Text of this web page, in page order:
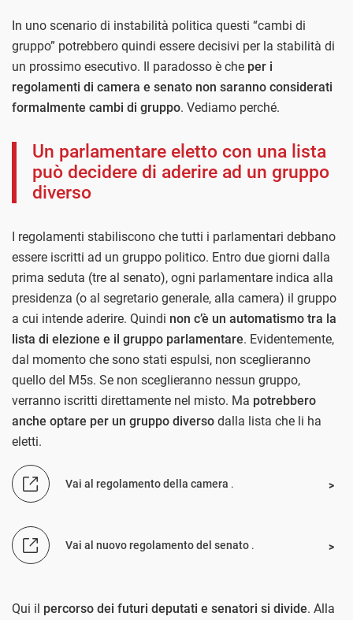
In uno scenario di instabilità politica questi “cambi di
gruppo” potrebbero quindi essere decisivi per la stabilità di
un prossimo esecutivo. Il paradosso è che per i
regolamenti di camera e senato non saranno considerati
formalmente cambi di gruppo. Vediamo perché.
Un parlamentare eletto con una lista
può decidere di aderire ad un gruppo
diverso
I regolamenti stabiliscono che tutti i parlamentari debbano
essere iscritti ad un gruppo politico. Entro due giorni dalla
prima seduta (tre al senato), ogni parlamentare indica alla
presidenza (o al segretario generale, alla camera) il gruppo
a cui intende aderire. Quindi non c’è un automatismo tra la
lista di elezione e il gruppo parlamentare. Evidentemente,
dal momento che sono stati espulsi, non sceglieranno
quello del M5s. Se non sceglieranno nessun gruppo,
verranno iscritti direttamente nel misto. Ma potrebbero
anche optare per un gruppo diverso dalla lista che li ha
eletti.
Vai al regolamento della camera .
Vai al nuovo regolamento del senato .
Qui il percorso dei futuri deputati e senatori si divide. Alla